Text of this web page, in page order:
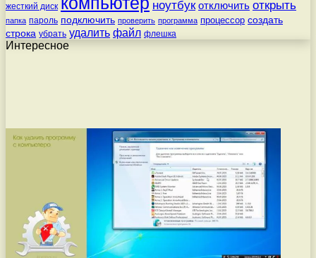
жесткий диск ноутбук отключить открыть
папка пароль подключить проверить программа процессор создать
строка убрать удалить файл флешка
Интересное